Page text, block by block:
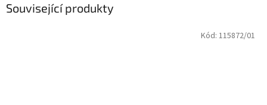
Související produkty
Kód: 115872/01